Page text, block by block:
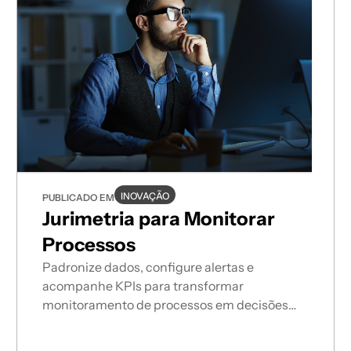
PUBLICADO EM INOVAÇÃO
Jurimetria para Monitorar
Processos
Padronize dados, configure alertas e
acompanhe KPIs para transformar
monitoramento de processos em decisões